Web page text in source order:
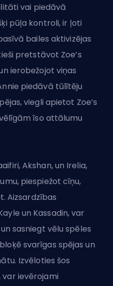
vai piedāvā
pūļa kontroli, ir ļoti
bailes aktivizējas
pretstāvot Zoe’s
ierobežojot viņas
piedāvā tūlītēju
viegli apietot Zoe’s
īso attālumu
Akshan,un Irelia,
piespiežot cīņu,
Aizsardzības
un Kassadin, var
sasniegt vēlu spēles
svarīgas spējas un
Izvēloties šos
ievērojami